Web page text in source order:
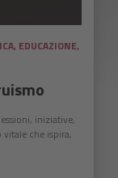
, EDUCAZIONE,
iniziative,
che ispira,